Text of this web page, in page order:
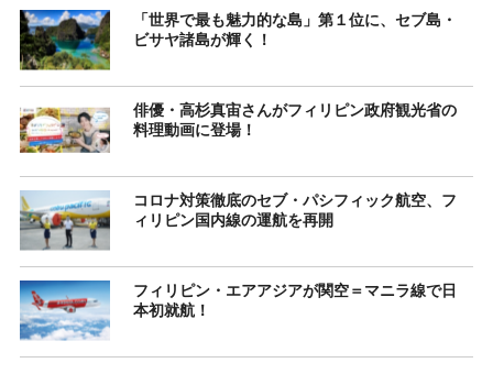
「世界で最も魅力的な島」第１位に、セブ島・
ビサヤ諸島が輝く！
俳優・高杉真宙さんがフィリピン政府観光省の
料理動画に登場！
コロナ対策徹底のセブ・パシフィック航空、フ
ィリピン国内線の運航を再開
フィリピン・エアアジアが関空＝マニラ線で日
本初就航！